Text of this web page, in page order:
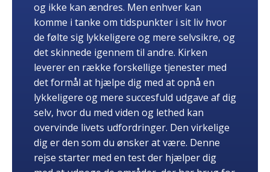
og ikke kan ændres. Men enhver kan
komme i tanke om tidspunkter i sit liv hvor
de følte sig lykkeligere og mere selvsikre, og
det skinnede igennem til andre. Kirken
leverer en række forskellige tjenester med
det formål at hjælpe dig med at opnå en
lykkeligere og mere succesfuld udgave af dig
selv, hvor du med viden og lethed kan
overvinde livets udfordringer. Den virkelige
dig er den som du ønsker at være. Denne
rejse starter med en test der hjælper dig